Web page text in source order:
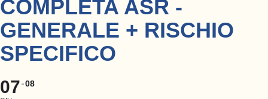
COMPLETA ASR -
GENERALE + RISCHIO
SPECIFICO
07 08